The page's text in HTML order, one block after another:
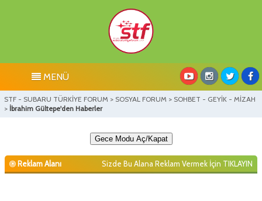
MENÜ
STF - SUBARU TÜRKİYE FORUM > SOSYAL FORUM > SOHBET - GEYİK - MİZAH
> İbrahim Gültepe'den Haberler
Gece Modu Aç/Kapat
Reklam Alanı Sizde Bu Alana Reklam Vermek İçin TIKLAYIN